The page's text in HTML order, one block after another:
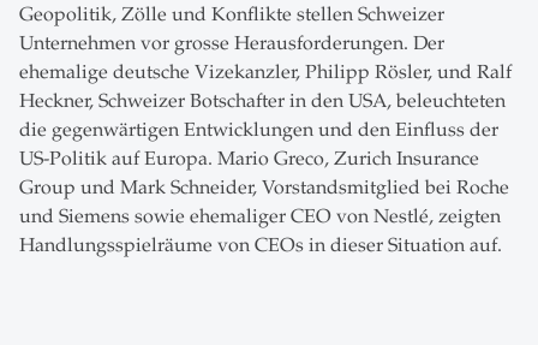
Geopolitik, Zölle und Konflikte stellen Schweizer
Unternehmen vor grosse Herausforderungen. Der
ehemalige deutsche Vizekanzler, Philipp Rösler, und Ralf
Heckner, Schweizer Botschafter in den USA, beleuchteten
die gegenwärtigen Entwicklungen und den Einfluss der
US-Politik auf Europa. Mario Greco, Zurich Insurance
Group und Mark Schneider, Vorstandsmitglied bei Roche
und Siemens sowie ehemaliger CEO von Nestlé, zeigten
Handlungsspielräume von CEOs in dieser Situation auf.